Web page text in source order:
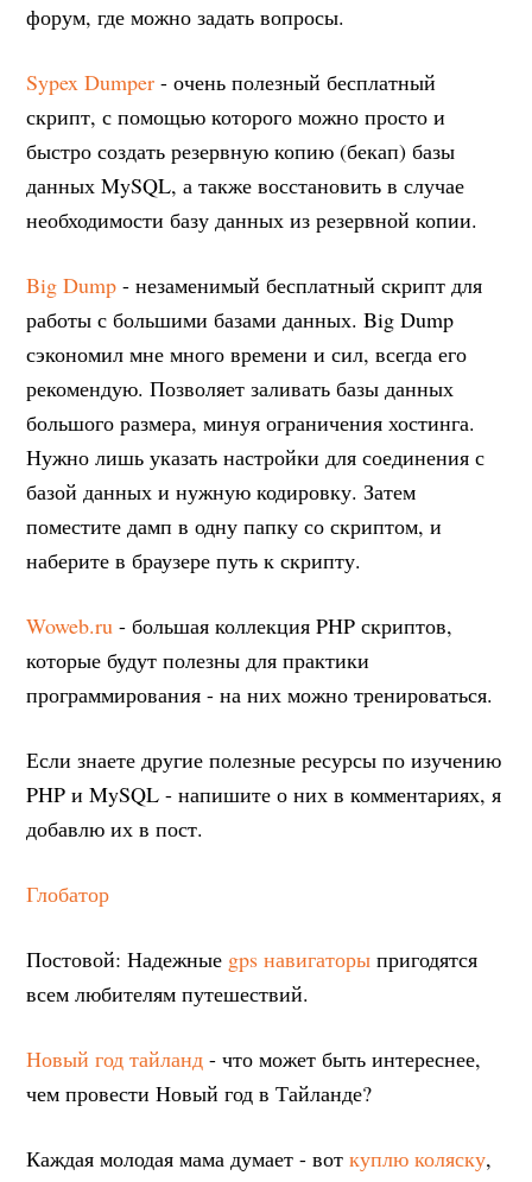
форум, где можно задать вопросы.
Sypex Dumper - очень полезный бесплатный
скрипт, с помощью которого можно просто и
быстро создать резервную копию (бекап) базы
данных MySQL, а также восстановить в случае
необходимости базу данных из резервной копии.
Big Dump - незаменимый бесплатный скрипт для
работы с большими базами данных. Big Dump
сэкономил мне много времени и сил, всегда его
рекомендую. Позволяет заливать базы данных
большого размера, минуя ограничения хостинга.
Нужно лишь указать настройки для соединения с
базой данных и нужную кодировку. Затем
поместите дамп в одну папку со скриптом, и
наберите в браузере путь к скрипту.
Woweb.ru - большая коллекция PHP скриптов,
которые будут полезны для практики
программирования - на них можно тренироваться.
Если знаете другие полезные ресурсы по изучению
PHP и MySQL - напишите о них в комментариях, я
добавлю их в пост.
Глобатор
Постовой: Надежные gps навигаторы пригодятся
всем любителям путешествий.
Новый год тайланд - что может быть интереснее,
чем провести Новый год в Тайланде?
Каждая молодая мама думает - воткуплю коляску,